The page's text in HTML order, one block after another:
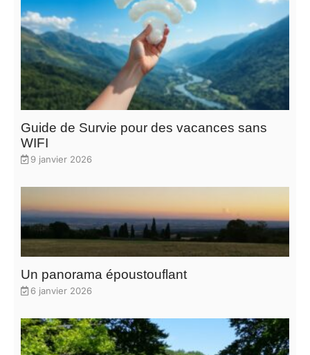
Guide de Survie pour des vacances sans
WIFI
9 janvier 2026
Un panorama époustouflant
6 janvier 2026